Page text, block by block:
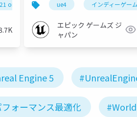
online ue-mobile ue-rendering
WINTER】
ue4 インディーゲーム
エピック ゲームズ ジ
ャパン
Engine 5
ォーマンス最適化